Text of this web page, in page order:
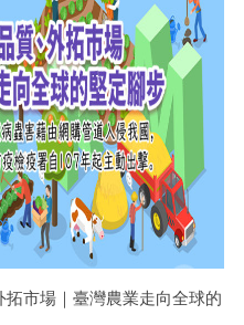
拓市場｜臺灣農業走向全球的